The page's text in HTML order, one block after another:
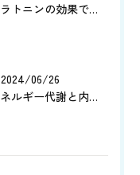
メラトニンの効果で、よく眠れてホルモン分泌もアップ！カルシウムとアミノ酸で健康脳を維持しよう
2024/06/26
エネルギー代謝と内臓機能を改善！筋肉の活性化と骨盤調整がもたらす健康への効果とは？